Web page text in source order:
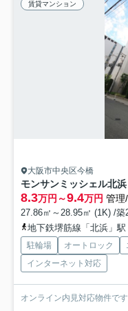
賃貸マンション
大阪市中央区今橋
モンサンミッシェル北
8.3万円～9.4万円 管理
27.86㎡～28.95㎡ (1K) /築
地下鉄堺筋線「北浜」
駐輪場 オートロック
インターネット対応
オンライン内見対応物件で